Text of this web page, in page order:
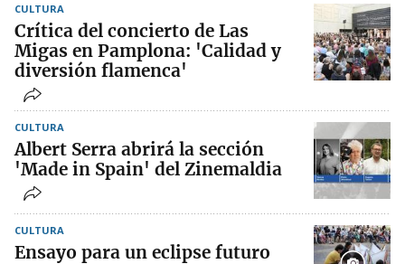
CULTURA
Crítica del concierto de Las
Migas en Pamplona: 'Calidad y
diversión flamenca'
CULTURA
Albert Serra abrirá la sección
'Made in Spain' del Zinemaldia
CULTURA
Ensayo para un eclipse futuro